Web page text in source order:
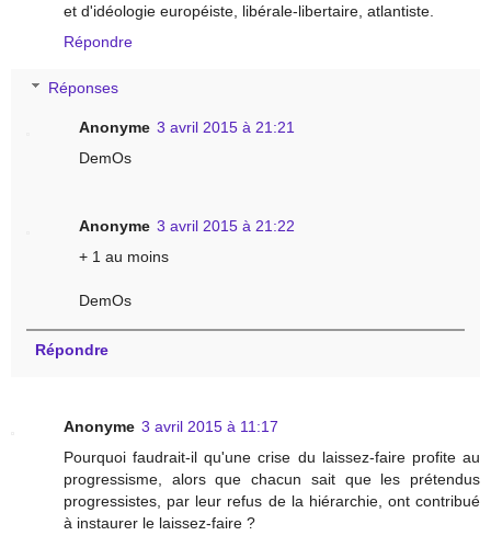
et d'idéologie européiste, libérale-libertaire, atlantiste.
Répondre
Réponses
Anonyme 3 avril 2015 à 21:21
DemOs
Anonyme 3 avril 2015 à 21:22
+ 1 au moins
DemOs
Répondre
Anonyme 3 avril 2015 à 11:17
Pourquoi faudrait-il qu'une crise du laissez-faire profite au
progressisme, alors que chacun sait que les prétendus
progressistes, par leur refus de la hiérarchie, ont contribué
à instaurer le laissez-faire ?